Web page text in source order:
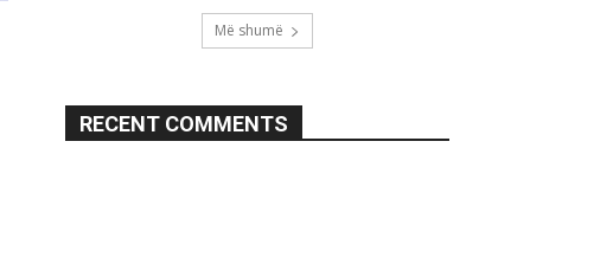
Më shumë
RECENT COMMENTS